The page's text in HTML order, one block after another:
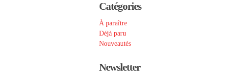
Catégories
À paraître
Déjà paru
Nouveautés
Newsletter